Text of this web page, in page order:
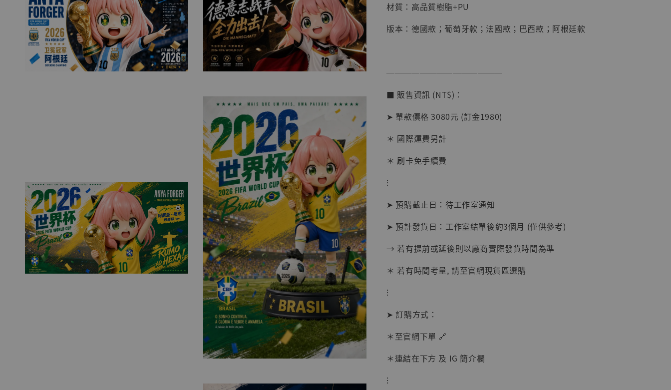
【店內現貨】海賊王
系列蒐藏雕像 布魯
克達摩 [7STARS
Studio]
NT$ 1,500
加入購物車
加購優惠【讓子彈飛 鵝城縣長 張麻子 [BK01]】
材質：高品質樹脂+PU
版本：德國款；葡萄牙款；法國款；巴西款；阿根廷款
──────────────
■ 販售資訊 (NT$)：
➤ 單款價格 3080元 (訂金1980)
＊ 國際運費另計
＊ 刷卡免手續費
⁝
➤ 預購截止日：待工作室通知
➤ 預計發貨日：工作室結單後約3個月 (僅供參考)
→ 若有提前或延後則以廠商實際發貨時間為準
＊ 若有時間考量, 請至官網現貨區選購
⁝
➤ 訂購方式：
＊至官網下單 🔗
＊連結在下方 及 IG 簡介欄
⁝